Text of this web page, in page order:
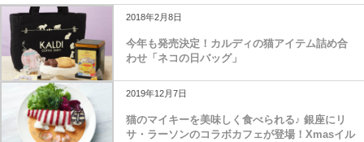
2018年2月8日
今年も発売決定！カルディの猫アイテム詰め合
わせ「ネコの日バッグ」
2019年12月7日
猫のマイキーを美味しく食べられる♪ 銀座にリ
サ・ラーソンのコラボカフェが登場！Xmasイル